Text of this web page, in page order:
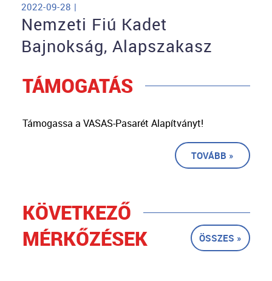
2022-09-28 |
Nemzeti Fiú Kadet
Bajnokság, Alapszakasz
TÁMOGATÁS
Támogassa a VASAS-Pasarét Alapítványt!
TOVÁBB »
KÖVETKEZŐ
MÉRKŐZÉSEK
ÖSSZES »